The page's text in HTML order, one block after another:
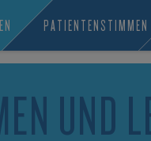
PATIENTENSTIMMEN
UND